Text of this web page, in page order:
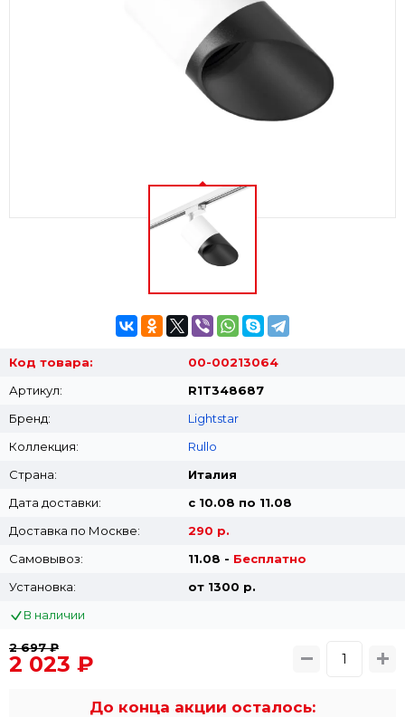
Код товара:
00-00213064
Артикул:
R1T348687
Бренд:
Lightstar
Коллекция:
Rullo
Страна:
Италия
Дата доставки:
с 10.08 по 11.08
Доставка по Москве:
290 р.
Самовывоз:
11.08 - Бесплатно
Установка:
от 1300 p.
В наличии
2 697 ₽
2 023 ₽
До конца акции осталось: